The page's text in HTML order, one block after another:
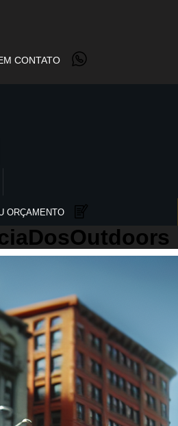
CONTATO
ORÇAMENTO